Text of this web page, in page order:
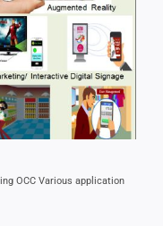
OCC Various application